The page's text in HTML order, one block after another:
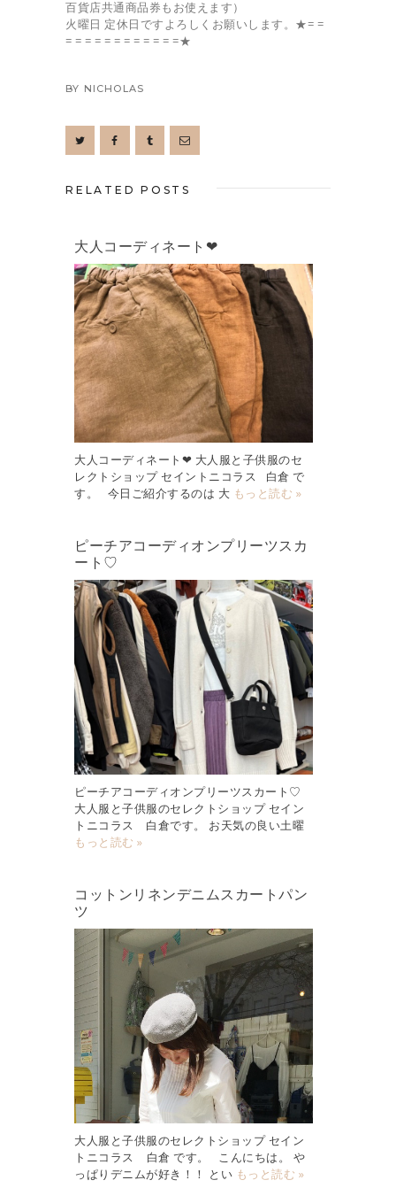
百貨店共通商品券もお使えます）
火曜日 定休日ですよろしくお願いします。★= =
= = = = = = = = = = = =★
BY NICHOLAS
RELATED POSTS
大人コーディネート❤︎
大人コーディネート❤︎ 大人服と子供服のセ
レクトショップ セイントニコラス 白倉 で
す。 今日ご紹介するのは 大 もっと読む »
ピーチアコーディオンプリーツスカ
ート♡
ピーチアコーディオンプリーツスカート♡
大人服と子供服のセレクトショップ セイン
トニコラス 白倉です。 お天気の良い土曜
もっと読む »
コットンリネンデニムスカートパン
ツ
大人服と子供服のセレクトショップ セイン
トニコラス 白倉 です。 こんにちは。 や
っぱりデニムが好き！！ とい もっと読む »